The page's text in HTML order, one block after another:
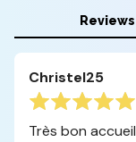
Reviews
Christel25
Très bon